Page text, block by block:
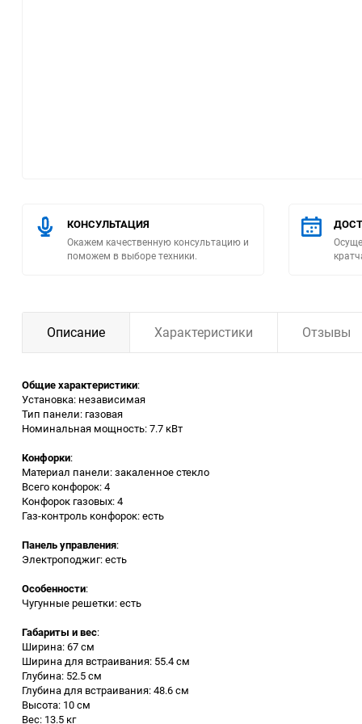
Климатическая техника
Измерительное
оборудование
Заточные станки (точила)
Дровоколы
Грузоподъемное
оборудование
расширительные баки
Вытяжная вентиляция
Бетономешалки
Бензоинструмент
КОНСУЛЬТАЦИЯ
Окажем качественную консультацию и
поможем в выборе техники.
Описание Характеристики Отзывы
Общие характеристики:
Установка: независимая
Тип панели: газовая
Номинальная мощность: 7.7 кВт
Конфорки:
Материал панели: закаленное стекло
Всего конфорок: 4
Конфорок газовых: 4
Газ-контроль конфорок: есть
Панель управления:
Электроподжиг: есть
Особенности:
Чугунные решетки: есть
Габариты и вес:
Ширина: 67 см
Ширина для встраивания: 55.4 см
Глубина: 52.5 см
Глубина для встраивания: 48.6 см
Высота: 10 см
Вес: 13.5 кг